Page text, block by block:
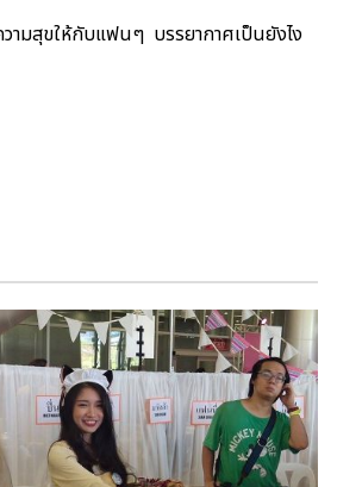
ามสุขให้กับแฟนๆ บรรยากาศเป็นยังไง